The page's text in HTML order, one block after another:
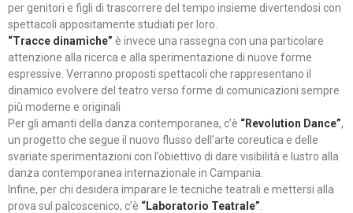
per genitori e figli di trascorrere del tempo insieme divertendosi con
spettacoli appositamente studiati per loro.
“Tracce dinamiche” è invece una rassegna con una particolare
attenzione alla ricerca e alla sperimentazione di nuove forme
espressive. Verranno proposti spettacoli che rappresentano il
dinamico evolvere del teatro verso forme di comunicazioni sempre
più moderne e originali
Per gli amanti della danza contemporanea, c’è “Revolution Dance”,
un progetto che segue il nuovo flusso dell’arte coreutica e delle
svariate sperimentazioni con l’obiettivo di dare visibilità e lustro alla
danza contemporanea internazionale in Campania.
Infine, per chi desidera imparare le tecniche teatrali e mettersi alla
prova sul palcoscenico, c’è “Laboratorio Teatrale”